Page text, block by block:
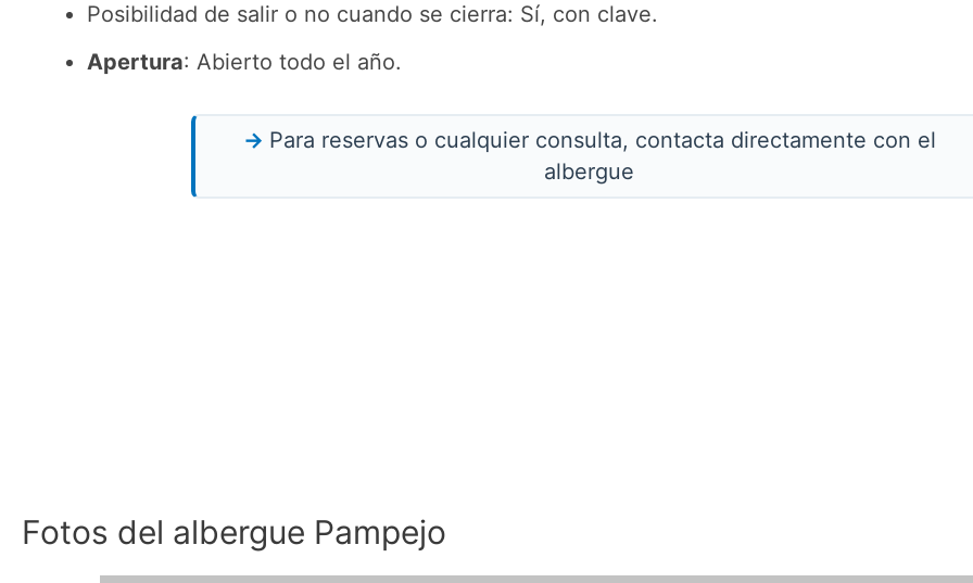
Posibilidad de salir o no cuando se cierra: Sí, con clave.
Apertura: Abierto todo el año.
Para reservas o cualquier consulta, contacta directamente con el
albergue
Fotos del albergue Pampejo